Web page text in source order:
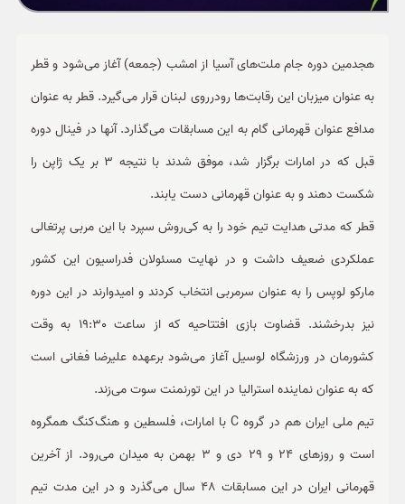
هجدمین دوره جام ملت‌های آسیا از امشب (جمعه) آغاز می‌شود و قطر
به عنوان میزبان این رقابت‌ها رودرروی لبنان قرار می‌گیرد. قطر به عنوان
مدافع عنوان قهرمانی گام به این مسابقات می‌گذارد. آنها در فینال دوره
قبل که در امارات برگزار شد، موفق شدند با نتیجه 3 بر یک ژاپن را
شکست دهند و به عنوان قهرمانی دست یابند.
قطر که مدتی هدایت تیم خود را به کی‌روش سپرد با این مربی پرتغالی
عملکردی ضعیف داشت و در نهایت مسئولان فدراسیون این کشور
مارکو لوپس را به عنوان سرمربی انتخاب کردند و امیدوارند در این دوره
نیز بدرخشند. قضاوت بازی افتتاحیه که از ساعت 19:30 به وقت
کشورمان در ورزشگاه لوسیل آغاز می‌شود برعهده علیرضا فغانی است
که به عنوان نماینده استرالیا در این تورنمنت سوت می‌زند.
تیم ملی ایران هم در گروه C با امارات، فلسطین و هنگ‌کنگ همگروه
است و روزهای 24 و 29 دی و 3 بهمن به میدان می‌رود. از آخرین
قهرمانی ایران در این مسابقات 48 سال می‌گذرد و در این مدت تیم